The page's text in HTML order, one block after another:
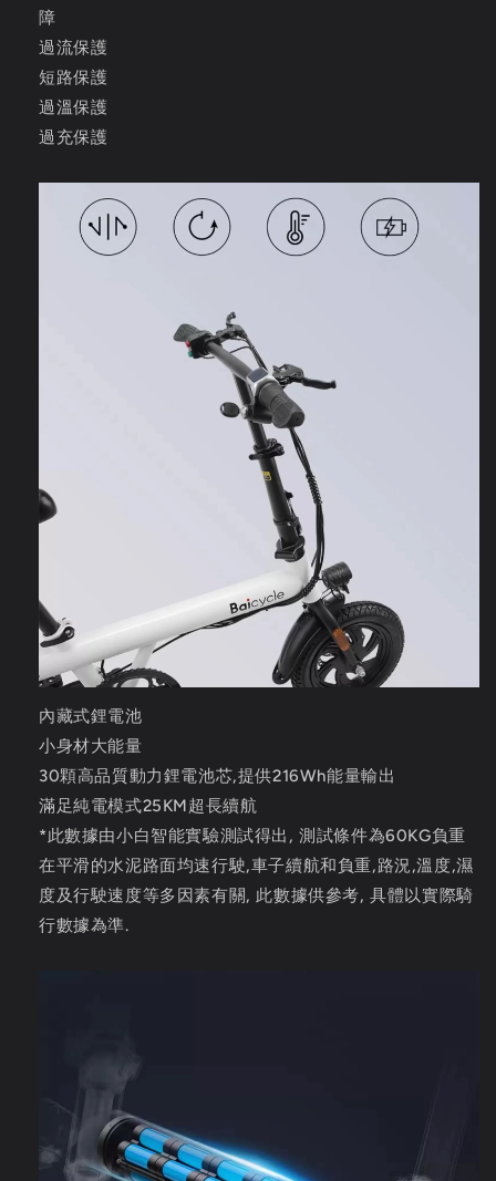
障
過流保護
短路保護
過溫保護
過充保護
內藏式鋰電池
小身材大能量
30顆高品質動力鋰電池芯,提供216Wh能量輸出
滿足純電模式25KM超長續航
*此數據由小白智能實驗測試得出, 測試條件為60KG負重
在平滑的水泥路面均速行駛,車子續航和負重,路況,溫度,濕
度及行駛速度等多因素有關, 此數據供參考, 具體以實際騎
行數據為準.